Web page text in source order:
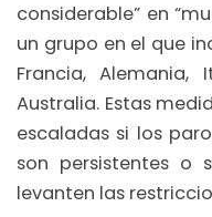
considerable” en
un grupo en el que
Francia, Alemania,
Australia. Estas
escaladas si los
son persistentes o
levanten las